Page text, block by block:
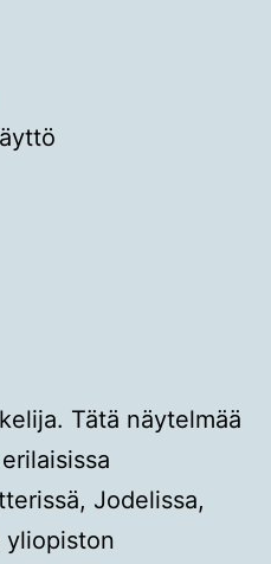
Tätä näytelmää
Jodelissa,
yliopiston